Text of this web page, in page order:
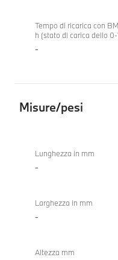
Tempo di ricarica con
h (stato di carica dello
-
Misure/pesi
Lunghezza in mm
-
Larghezza in mm
-
Altezza mm